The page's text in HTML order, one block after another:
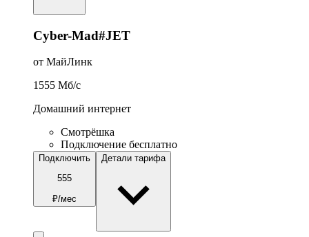
Cyber-Mad#JET
от МайЛинк
1555 Мб/c
Домашний интернет
Смотрёшка
Подключение бесплатно
Подключить
555
₽/мес
Детали тарифа